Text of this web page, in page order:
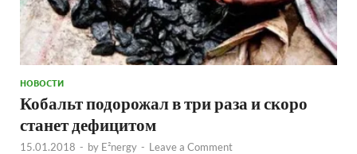
НОВОСТИ
Кобальт подорожал в три раза и скоро
станет дефицитом
15.01.2018 - by E²nergy - Leave a Comment